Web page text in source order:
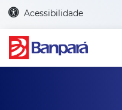
Acessibilidade